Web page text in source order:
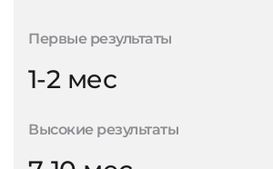
Первые результаты
1-2 мес
Высокие результаты